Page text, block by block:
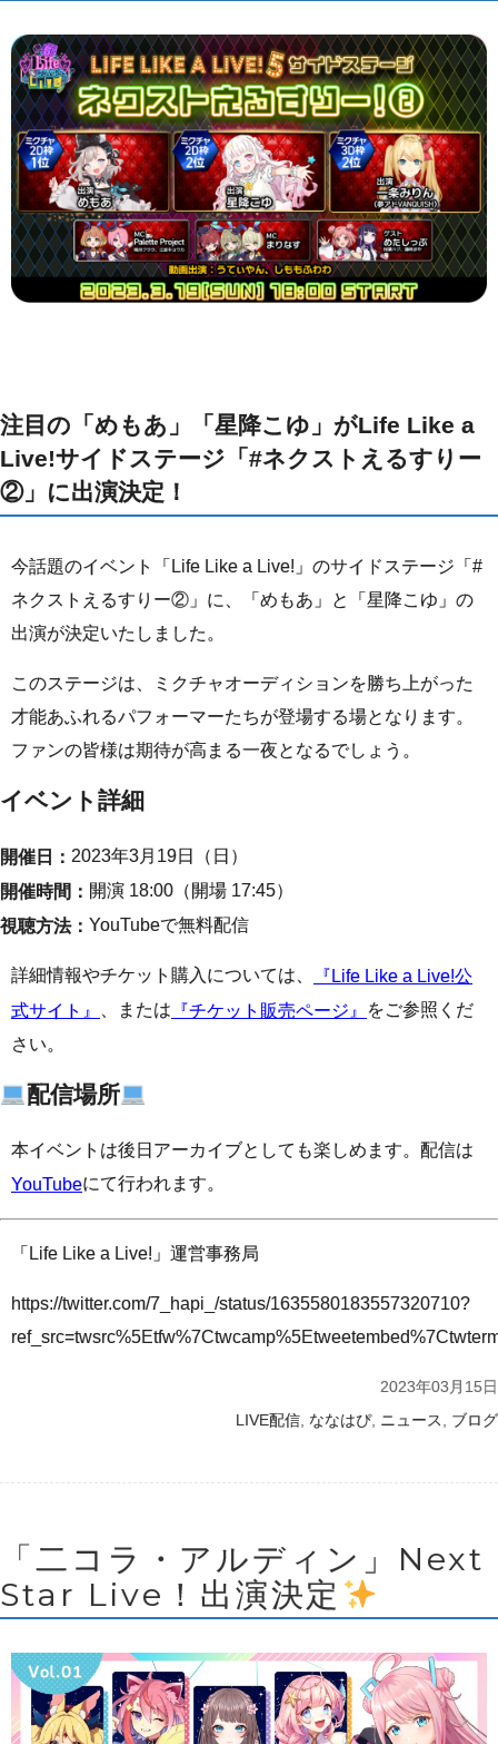
注目の「めもあ」「星降こゆ」がLife Like a
Live!サイドステージ「#ネクストえるすりー
②」に出演決定！
今話題のイベント「Life Like a Live!」のサイドステージ「#
ネクストえるすりー②」に、「めもあ」と「星降こゆ」の
出演が決定いたしました。
このステージは、ミクチャオーディションを勝ち上がった
才能あふれるパフォーマーたちが登場する場となります。
ファンの皆様は期待が高まる一夜となるでしょう。
イベント詳細
開催日： 2023年3月19日（日）
開催時間： 開演 18:00（開場 17:45）
視聴方法： YouTubeで無料配信
詳細情報やチケット購入については、
『Life Like a Live!公
式サイト』 、または 『チケット販売ページ』
をご参照くだ
さい。
配信場所
本イベントは後日アーカイブとしても楽しめます。配信は
YouTubeにて行われます。
「Life Like a Live!」運営事務局
https://twitter.com/7_hapi_/status/1635580183557320710?
2023年03月15日
LIVE配信 ななはぴ, ニュース ブログ
「二コラ・アルディン」Next
Star Live！出演決定